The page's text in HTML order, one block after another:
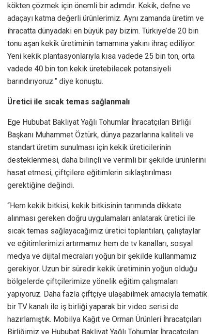
kökten çözmek için önemli bir adımdır. Kekik, defne ve
adaçayı katma değerli ürünlerimiz. Aynı zamanda üretim ve
ihracatta dünyadaki en büyük pay bizim. Türkiye’de 20 bin
tonu aşan kekik üretiminin tamamına yakını ihraç ediliyor.
Yeni kekik plantasyonlarıyla kısa vadede 25 bin ton, orta
vadede 40 bin ton kekik üretebilecek potansiyeli
barındırıyoruz.” diye konuştu.
Üretici ile sıcak temas sağlanmalı
Ege Hububat Bakliyat Yağlı Tohumlar İhracatçıları Birliği
Başkanı Muhammet Öztürk, dünya pazarlarına kaliteli ve
standart üretim sunulması için kekik üreticilerinin
desteklenmesi, daha bilinçli ve verimli bir şekilde ürünlerini
hasat etmesi, çiftçilere eğitimlerin sıklaştırılması
gerektiğine değindi.
“Hem kekik bitkisi, kekik bitkisinin tarımında dikkate
alınması gereken doğru uygulamaları anlatarak üretici ile
sıcak temas sağlayacağımız üretici toplantıları, çalıştaylar
ve eğitimlerimizi artırmamız hem de tv kanalları, sosyal
medya ve dijital mecraları yoğun bir şekilde kullanmamız
gerekiyor. Uzun bir süredir kekik üretiminin yoğun olduğu
bölgelerde çiftçilerimize yönelik eğitim çalışmaları
yapıyoruz. Daha fazla çiftçiye ulaşabilmek amacıyla tematik
bir TV kanalı ile iş birliği yaparak bir video serisi de
hazırlamıştık. Mobilya Kağıt ve Orman Ürünleri İhracatçıları
Birliğimiz ve Hububat Bakliyat Yağlı Tohumlar İhracatçıları